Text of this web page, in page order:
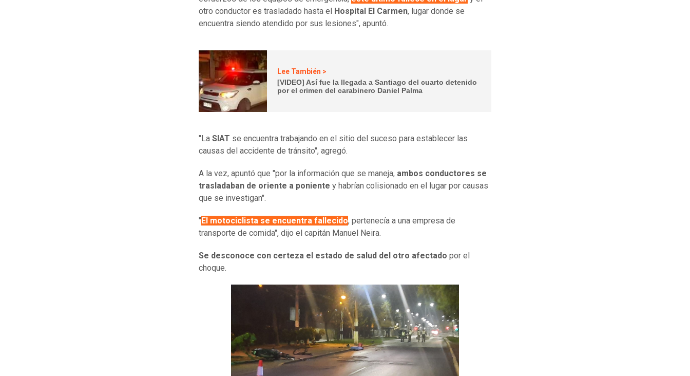
otro conductor es trasladado hasta el Hospital El Carmen, lugar donde se
encuentra siendo atendido por sus lesiones", apuntó.
Lee También >
[VIDEO] Así fue la llegada a Santiago del cuarto detenido
por el crimen del carabinero Daniel Palma
"La SIAT se encuentra trabajando en el sitio del suceso para establecer las
causas del accidente de tránsito", agregó.
A la vez, apuntó que "por la información que se maneja, ambos conductores se
trasladaban de oriente a poniente y habrían colisionado en el lugar por causas
que se investigan".
"El motociclista se encuentra fallecido, pertenecía a una empresa de
transporte de comida", dijo el capitán Manuel Neira.
Se desconoce con certeza el estado de salud del otro afectado por el
choque.